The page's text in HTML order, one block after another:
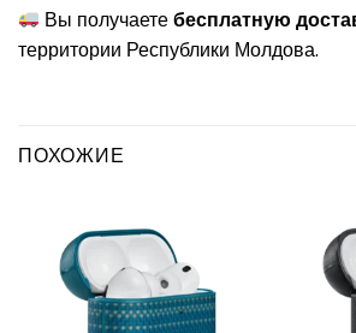
Вы получаетебесплатную
территории Республики Молдова.
ПОХОЖИЕ